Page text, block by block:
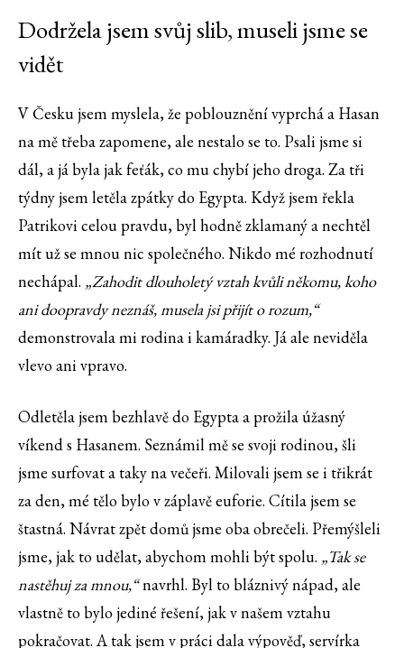
Dodržela jsem svůj slib, museli jsme se
vidět
V Česku jsem myslela, že poblouznění vyprchá a Hasan
na mě třeba zapomene, ale nestalo se to. Psali jsme si
dál, a já byla jak feťák, co mu chybí jeho droga. Za tři
týdny jsem letěla zpátky do Egypta. Když jsem řekla
Patrikovi celou pravdu, byl hodně zklamaný a nechtěl
mít už se mnou nic společného. Nikdo mé rozhodnutí
nechápal. „Zahodit dlouholetý vztah kvůli někomu, koho
ani doopravdy neznáš, musela jsi přijít o rozum,“
demonstrovala mi rodina i kamáradky. Já ale neviděla
vlevo ani vpravo.
Odletěla jsem bezhlavě do Egypta a prožila úžasný
víkend s Hasanem. Seznámil mě se svoji rodinou, šli
jsme surfovat a taky na večeři. Milovali jsem se i třikrát
za den, mé tělo bylo v záplavě euforie. Cítila jsem se
štastná. Návrat zpět domů jsme oba obrečeli. Přemýšleli
jsme, jak to udělat, abychom mohli být spolu. „Tak se
nastěhuj za mnou,“navrhl. Byl to bláznivý nápad, ale
vlastně to bylo jediné řešení, jak v našem vztahu
pokračovat. A tak jsem v práci dala výpověď, servírka